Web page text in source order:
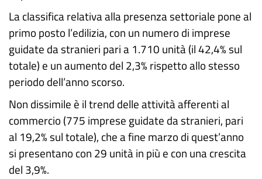
La classifica relativa alla presenza settoriale pone al
primo posto l’edilizia, con un numero di imprese
guidate da stranieri pari a 1.710 unità (il 42,4% sul
totale) e un aumento del 2,3% rispetto allo stesso
periodo dell’anno scorso.
Non dissimile è il trend delle attività afferenti al
commercio (775 imprese guidate da stranieri, pari
al 19,2% sul totale), che a fine marzo di quest’anno
si presentano con 29 unità in più e con una crescita
del 3,9%.